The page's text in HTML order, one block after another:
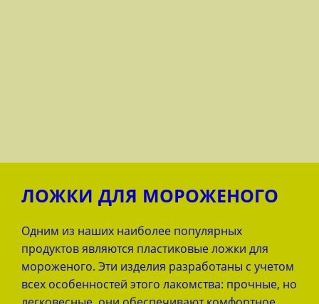
ЛОЖКИ ДЛЯ МОРОЖЕНОГО
Одним из наших наиболее популярных
продуктов являются пластиковые ложки для
мороженого. Эти изделия разработаны с учетом
всех особенностей этого лакомства: прочные, но